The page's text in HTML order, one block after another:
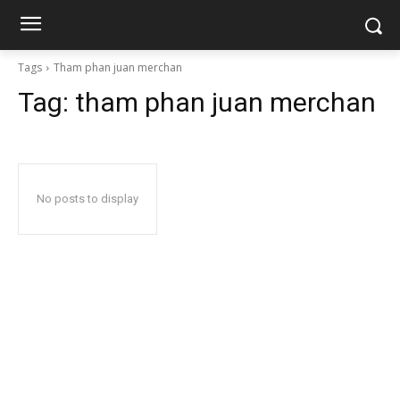
Tags Tham phan juan merchan
Tag: tham phan juan merchan
No posts to display